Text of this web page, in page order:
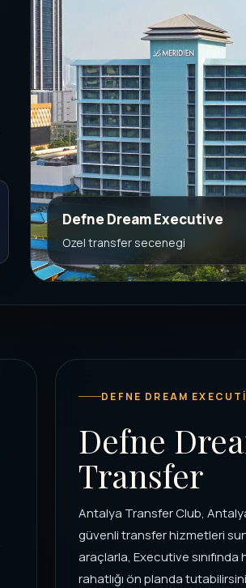
Defne Dream Executive
Ozel transfer secenegi
DEFNE DREAM
Defne
Transfer
Antalya Transfer Club,
güvenli transfer hizmetleri
araçlarla, Executive
rahatlığı ön planda